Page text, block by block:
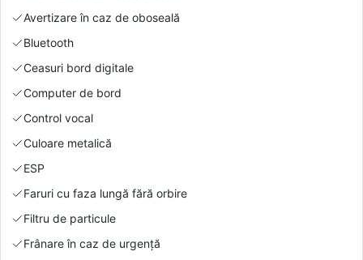
Avertizare în caz de oboseală
Bluetooth
Ceasuri bord digitale
Computer de bord
Control vocal
Culoare metalică
ESP
Faruri cu faza lungă fără orbire
Filtru de particule
Frânare în caz de urgență